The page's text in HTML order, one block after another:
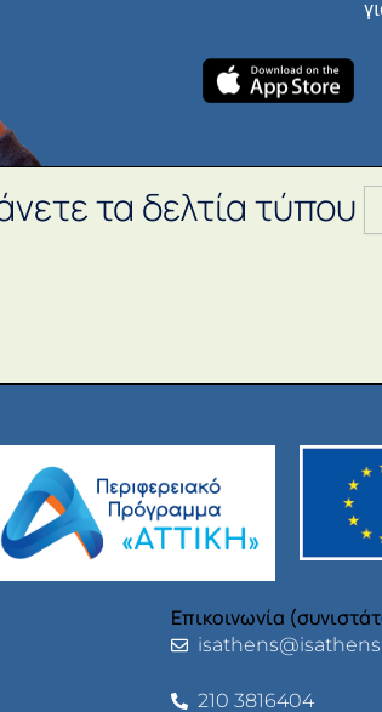
τα δελτία τύπου
Επικοινωνία
210 3816404